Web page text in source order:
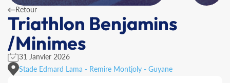
Retour
Triathlon Benjamins
/Minimes
31 Janvier 2026
Stade Edmard Lama - Remire Montjoly - Guyane